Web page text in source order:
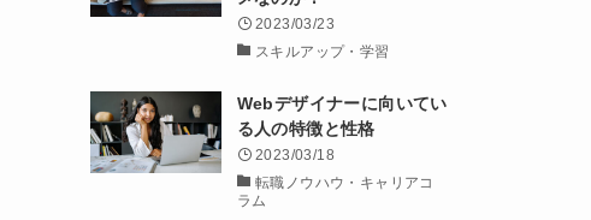
2023/03/23
スキルアップ・学習
Webデザイナーに向いてい
る人の特徴と性格
2023/03/18
転職ノウハウ・キャリアコ
ラム